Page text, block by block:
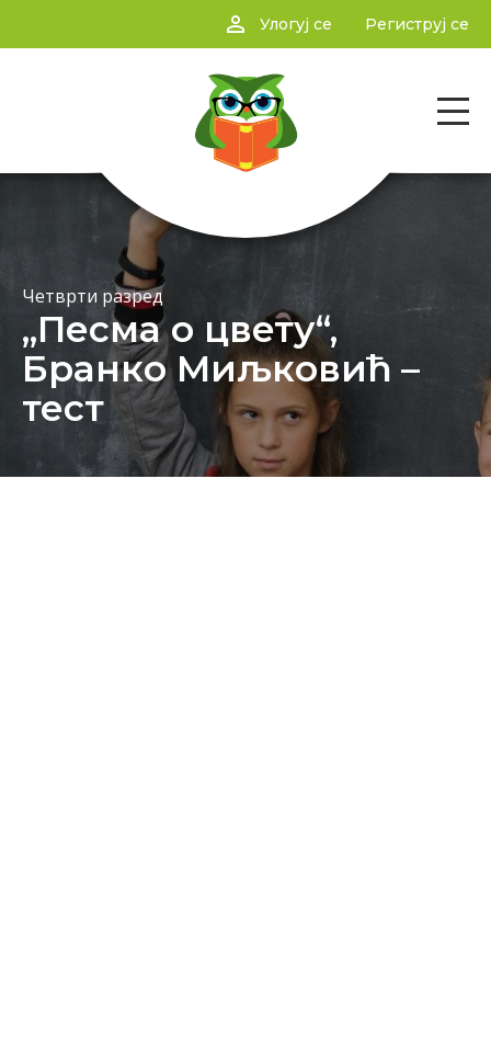
person_outline Улогуј се Региструј се
Четврти разред
„Песма о цвету“,
Бранко Миљковић –
тест